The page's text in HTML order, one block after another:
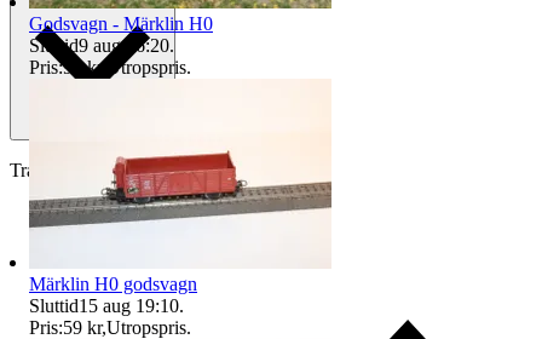
Traderas köparskydd
Godsvagn - Märklin H0
Sluttid9 aug 16:20.
Pris:99 kr, Utropspris.
Märklin H0 godsvagn
Sluttid15 aug 19:10.
Pris:59 kr,Utropspris.